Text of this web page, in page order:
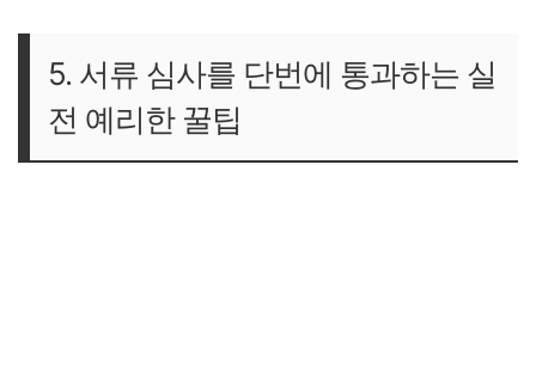
5. 서류 심사를 단번에 통과하는 실
전 예리한 꿀팁